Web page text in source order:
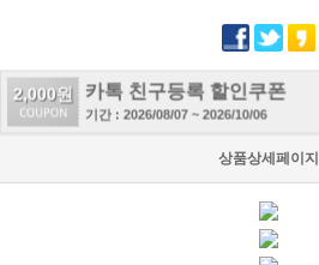
2,000원 카톡 친구등록 할인쿠폰
기간 : 2026/08/07 ~ 2026/10/06
상품상세페이지